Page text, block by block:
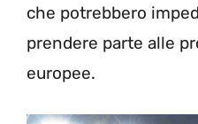
che potrebbero
prendere parte alle
europee.